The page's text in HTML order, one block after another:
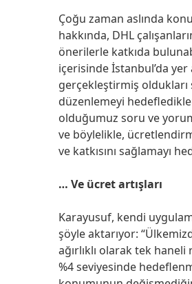
Çoğu zaman aslında
hakkında, DHL
önerilerle katkıda
içerisinde İstanbul’da
gerçekleştirmiş oldukları
düzenlemeyi
olduğumuz soru ve
ve böylelikle,
ve katkısını sağlamayı
… Ve ücret artışları
Karayusuf, kendi
şöyle aktarıyor:
ağırlıklı olarak tek
%4 seviyesinde